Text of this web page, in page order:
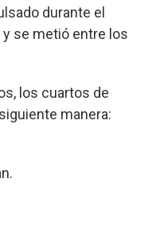
durante el
se metió entre los
los cuartos de
manera: